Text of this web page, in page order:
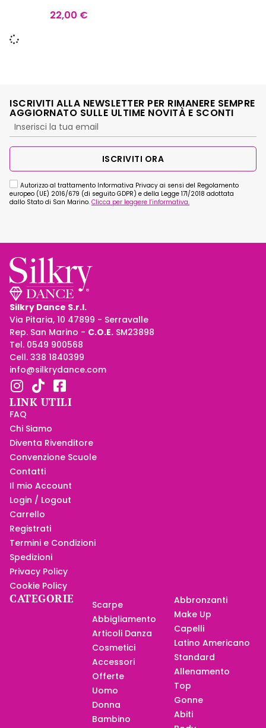
22,00 €
ISCRIVITI ALLA NEWSLETTER PER RIMANERE SEMPRE
AGGIORNATO SULLE ULTIME NOVITÀ E SCONTI
Autorizzo al trattamento Informativa Privacy ai sensi del Regolamento
europeo (UE) 2016/679 (di seguito GDPR) e della Legge 171/2018 adottata
dallo Stato di San Marino. Clicca per leggere l’informativa.
ISCRIVITI ORA
Silkry Dance S.r.l.
Via Pitaria, 10 47899 - Serravalle
Rep. San Marino - C.O.E. SM23898
Tel. 0549 900568
Cell. 338 1840399
info@silkrydance.com
LINK UTILI
FAQ
Chi Siamo
Diventa Rivenditore
Convenzione Scuole
Contatti
Il mio Account
Login / Logout
Carrello
Registrati
Termini e Condizioni
Spedizioni
Privacy Policy
Cookie Policy
CATEGORIE
Scarpe
Abbigliamento
Articoli Danza
Cosmetici
Accessori
Offerte
Uomo
Donna
Bambino
Abbronzanti
Make Up
Capelli
Latino Americano
Standard
Allenamento
Top
Gonne
Abiti